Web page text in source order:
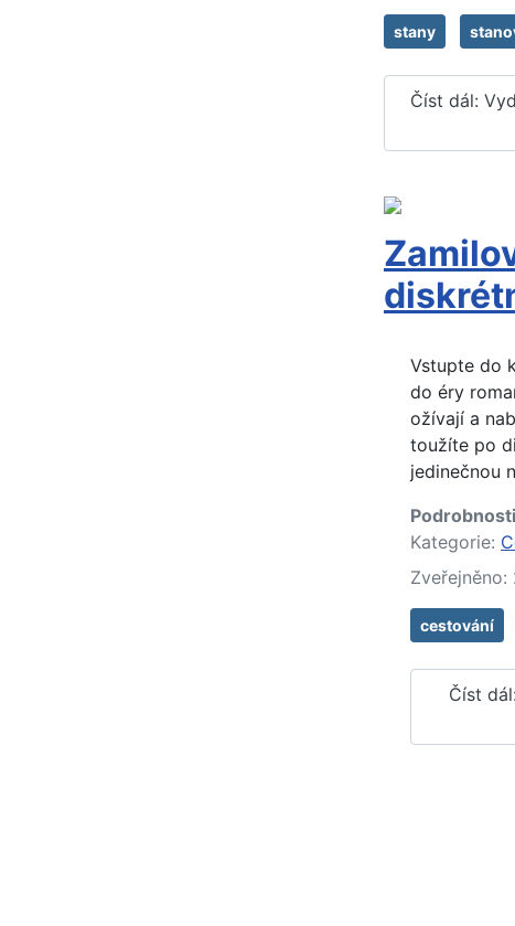
stany
Číst dál:
Vstupte do
do éry
ožívají a
toužíte po
jedinečnou
Podrobnosti
Kategorie:
cestování
Číst